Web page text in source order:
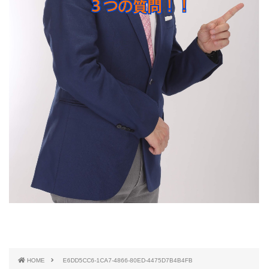
HOME E6DD5CC6-1CA7-4866-80ED-4475D7B4B4FB